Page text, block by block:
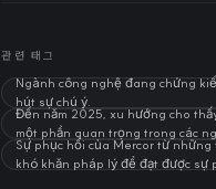
관련 태그
Ngành công nghệ đang chứng
hút sự chú ý.
Đến năm 2025, xu hướng cho
một phần quan trọng trong các
Sự phục hồi của Mercor từ
khó khăn pháp lý để đạt được sự